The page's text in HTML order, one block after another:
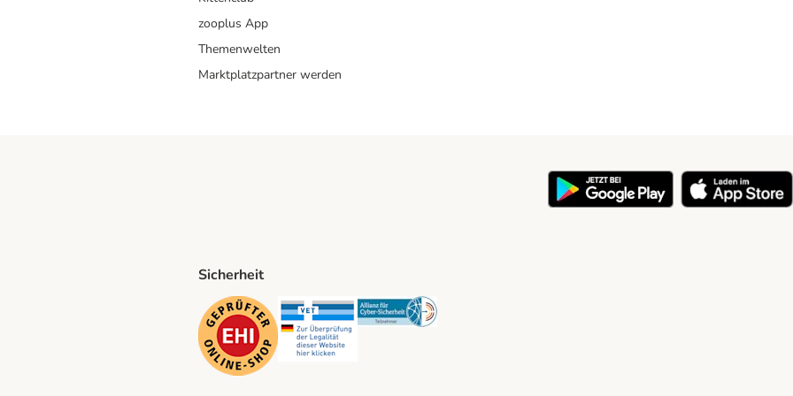
zooplus App
Themenwelten
Marktplatzpartner werden
Method
Sicherheit
Security Security Security